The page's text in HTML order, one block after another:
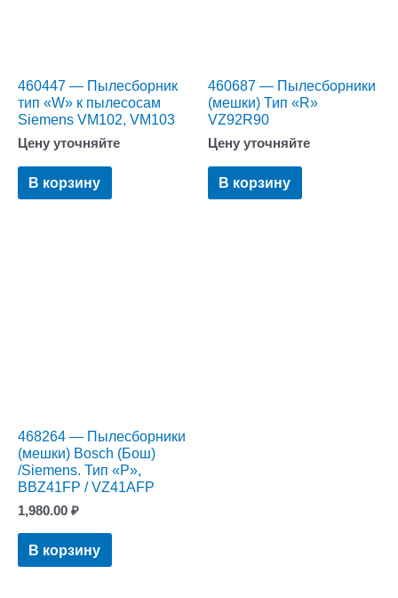
460447 — Пылесборник
тип «W» к пылесосам
Siemens VM102, VM103
Цену уточняйте
В корзину
460687 — Пылесборники
(мешки) Тип «R»
VZ92R90
Цену уточняйте
В корзину
468264 — Пылесборники
(мешки) Bosch (Бош)
/Siemens. Тип «P»,
BBZ41FP / VZ41AFP
1,980.00 ₽
В корзину